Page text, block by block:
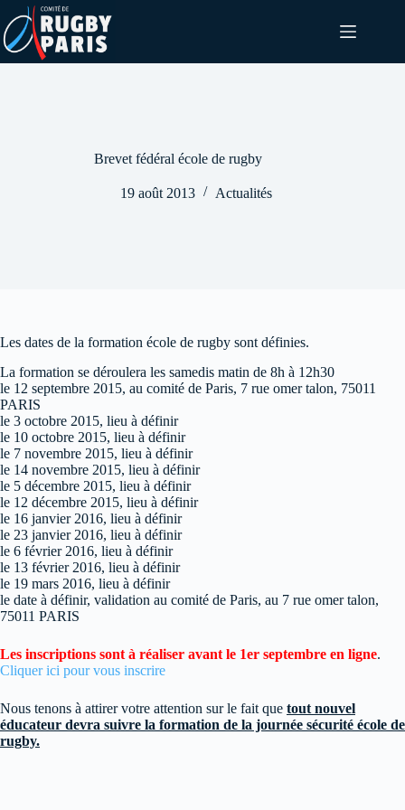
Passer
au
contenu
Brevet fédéral école de rugby
19 août 2013 Actualités
Les dates de la formation école de rugby sont définies.
La formation se déroulera les samedis matin de 8h à 12h30
le 12 septembre 2015, au comité de Paris, 7 rue omer talon, 75011
PARIS
le 3 octobre 2015, lieu à définir
le 10 octobre 2015, lieu à définir
le 7 novembre 2015, lieu à définir
le 14 novembre 2015, lieu à définir
le 5 décembre 2015, lieu à définir
le 12 décembre 2015, lieu à définir
le 16 janvier 2016, lieu à définir
le 23 janvier 2016, lieu à définir
le 6 février 2016, lieu à définir
le 13 février 2016, lieu à définir
le 19 mars 2016, lieu à définir
le date à définir, validation au comité de Paris, au 7 rue omer talon,
75011 PARIS
Les inscriptions sont à réaliser avant le 1er septembre en ligne.
Cliquer ici pour vous inscrire
Nous tenons à attirer votre attention sur le fait que tout nouvel
éducateur devra suivre la formation de la journée sécurité école de
rugby.